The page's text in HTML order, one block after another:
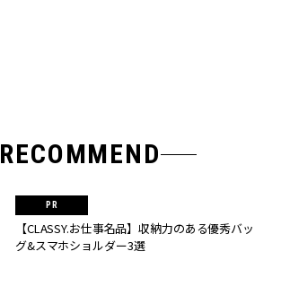
RECOMMEND
【CLASSY.お仕事名品】収納力のある優秀バッ
グ&スマホショルダー3選